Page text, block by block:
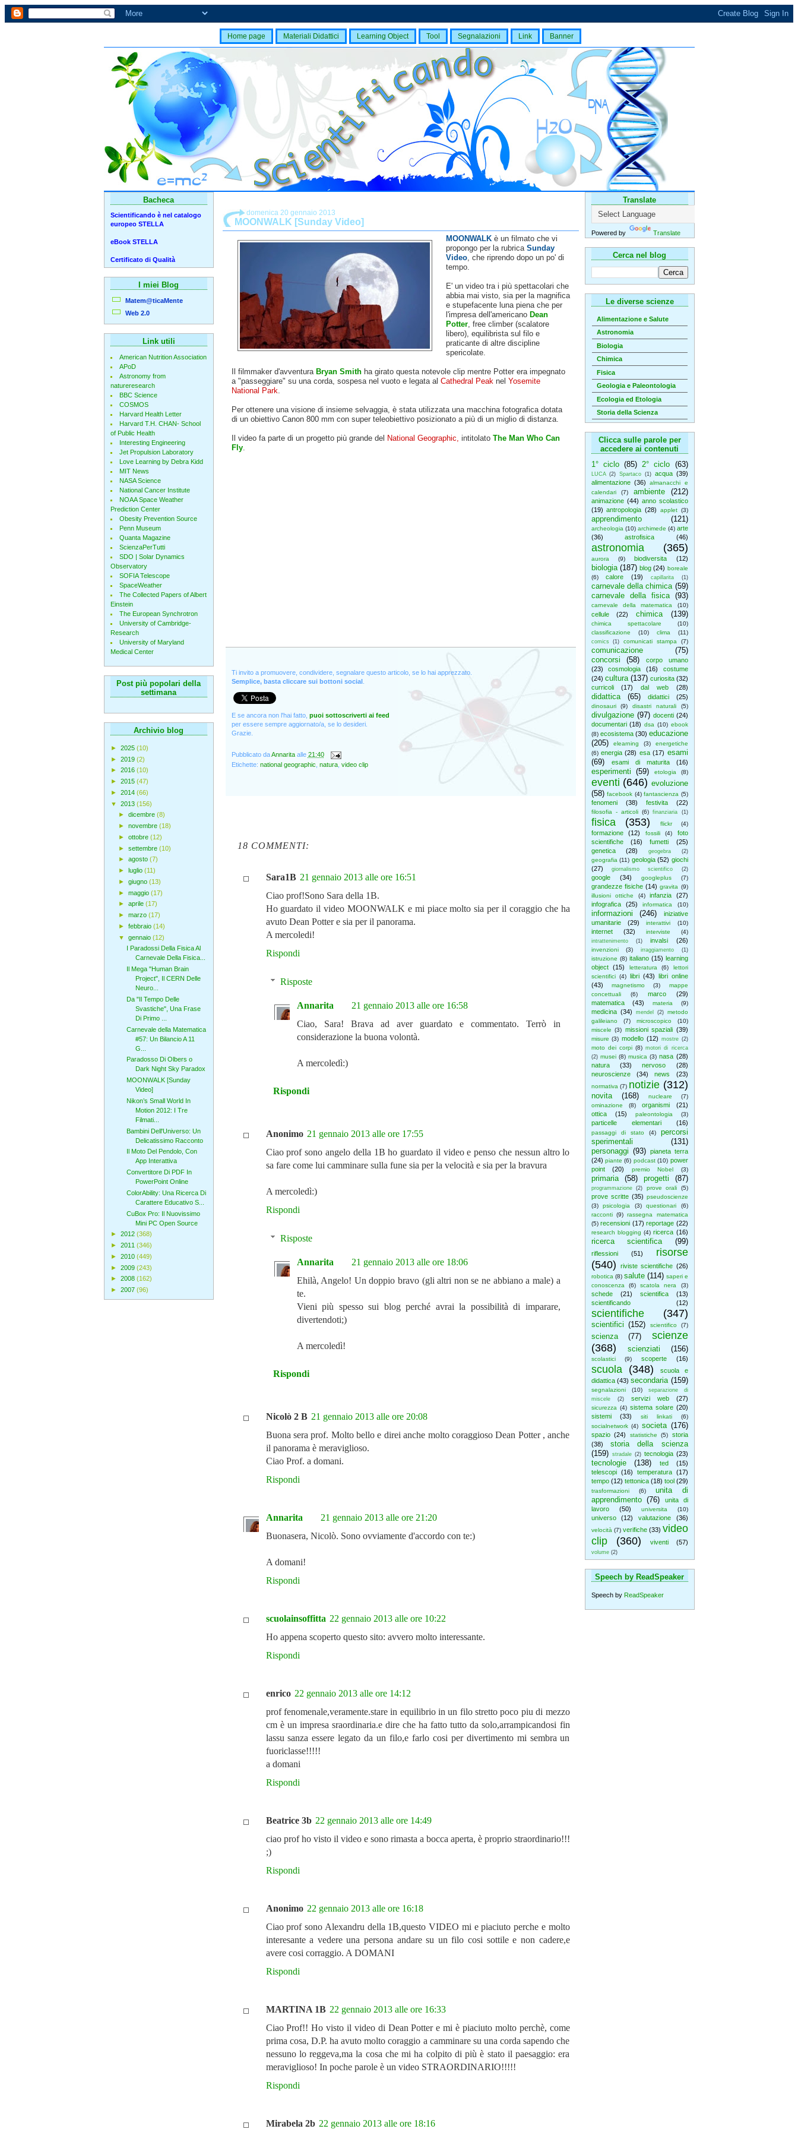
Home page Materiali Didattici Learning Object Tool Segnalazioni Link Banner
Translate
Powered by Translate
Cerca nel blog
Le diverse scienze
Alimentazione e Salute
Astronomia
Biologia
Chimica
Fisica
Geologia e Paleontologia
Ecologia ed Etologia
Storia della Scienza
Clicca sulle parole per
accedere ai contenuti
1° ciclo (85) 2° ciclo (63)
LUCA (2) Spartaco (1) acqua (39)
alimentazione (36)
almanacchi e
calendari
(7) ambiente (212)
animazione (44) anno scolastico
(19) antropologia (28) applet (3)
apprendimento (121)
archeologia (10) archimede (4) arte
(36)
astrofisica (46)
astronomia (365)
aurora (9) biodiversita (12)
biologia (187) blog (24) boreale
(6)
calore (19) capillarita (1)
carnevale della chimica (59)
carnevale della fisica
(93)
carnevale della matematica (10)
cellule (22) chimica (139)
chimica spettacolare
(10)
classificazione
(10) clima (11)
comics (1) comunicati stampa (7)
comunicazione
(75)
concorsi
(58)
corpo umano
(23)
cosmologia (16)
costume
(24) cultura (137) curiosita (32)
curricoli
(17) dal web (28)
didattica (65) didattici (25)
dinosauri (9) disastri naturali (5)
divulgazione (97) docenti (24)
documentari (18) dsa (10) ebook
(8) ecosistema (30) educazione
(205)
elearning (3)
energetiche
(6) energia (28) esa (17) esami
(69)
esami di maturita (16)
esperimenti (59) etologia (8)
eventi (646) evoluzione
(58) facebook (4) fantascienza (5)
fenomeni (38) festivita (22)
filosofia - articoli (6) finanziaria (1)
fisica (353) flickr (4)
formazione (12) fossili (4)
foto
scientifiche
(16) fumetti
(25)
genetica
(28) geogebra (2)
geografia (11) geologia (52) giochi
(27)
giornalismo scientifico (2)
google (34) googleplus (7)
grandezze fisiche (14) gravita (9)
illusioni ottiche
(4) infanzia
(27)
infografica
(25) informatica (10)
informazioni (246)
iniziative
umanitarie
(29) interattivi (10)
internet (32) interviste (4)
intrattenimento (1) invalsi (26)
invenzioni (3) irraggiamento (1)
istruzione (8) italiano (15) learning
object
(15) letteratura (6)
lettori
scientifici (4) libri (43) libri online
(43)
magnetismo (3)
mappe
concettuali
(6) marco
(29)
matematica
(43) materia (9)
medicina (34) mendel (2)
metodo
galileiano
(7) microscopico
(10)
miscele (3) missioni spaziali (39)
misure (3) modello (12) mostre (2)
moto dei corpi (8) motori di ricerca
(2) musei (8) musica (3) nasa (28)
natura
(33) nervoso
(28)
neuroscienze
(34) news (23)
normativa (7) notizie (312)
novita (168) nucleare
(7)
ominazione
(8) organismi
(21)
ottica
(15) paleontologia (3)
particelle elementari (16)
passaggi di stato (4)
percorsi
sperimentali
(131)
personaggi (93)
pianeta terra
(24) piante (6) podcast (10) power
point
(20) premio Nobel (3)
primaria (58) progetti (87)
programmazione (2) prove orali (5)
prove scritte (35) pseudoscienze
(3)
psicologia (3) questionari
(6)
racconti (9) rassegna matematica
(5) recensioni (17) reportage (22)
research blogging (4) ricerca (16)
ricerca scientifica (99)
riflessioni (51)
risorse
(540)
riviste scientifiche (26)
robotica (8) salute (114) saperi e
conoscenza
(6) scatola nera (3)
schede (21) scientifica
(13)
scientificando
(12)
scientifiche (347)
scientifici (152) scientifico (7)
scienza (77)
scienze
(368)
scienziati (156)
scolastici (9) scoperte (16)
scuola (348)
scuola e
didattica (43) secondaria (159)
segnalazioni (10)
separazione di
miscele
(2) servizi web (27)
sicurezza (4) sistema solare (20)
sistemi
(33) siti linkati
(6)
socialnetwork (4) societa (176)
spazio (24) statistiche (5)
storia
(38)
storia della scienza
(159)
stradale (2) tecnologia (23)
tecnologie (138) ted
(15)
telescopi
(16) temperatura
(17)
tempo (12) tettonica (18) tool (29)
trasformazioni (6)
unita di
apprendimento (76)
unita di
lavoro
(50) universita (10)
universo (12) valutazione (36)
velocità (7) verifiche (33) video
clip
(360) viventi (57)
volume (2)
Speech by ReadSpeaker
Speech by ReadSpeaker
domenica 20 gennaio 2013
MOONWALK [Sunday Video]
MOONWALKè un filmato che vi
propongo per la rubrica Sunday
Video, che riprendo dopo un po' di
tempo.
E' un video tra i più spettacolari che
abbia mai visto, sia per la magnifica
e stupefacente luna piena che per
l'impresa dell'americano Dean
Potter, free climber (scalatore
libero), equilibrista sul filo e
praticante di altre discipline
spericolate.
Il filmmaker d'avventura Bryan Smithha girato questa notevole clip mentre Potter era impegnato
a "passeggiare" su una corda, sospesa nel vuoto e legata al Cathedral Peaknel Yosemite
National Park.
Per ottenere una visione di insieme selvaggia, è stata utilizzata una macchina fotografica dotata
di un obiettivo Canon 800 mm con super teleobiettivo posizionato a più di un miglio di distanza.
Il video fa parte di un progetto più grande del National Geographic, intitolato The Man Who Can
Fly.
Ti invito a promuovere, condividere, segnalare questo articolo, se lo hai apprezzato.
Semplice, basta cliccare sui bottoni social.
E se ancora non l'hai fatto, puoi sottoscriverti ai feed
per essere sempre aggiornato/a, se lo desideri.
Grazie.
Pubblicato daAnnarita alle 21:40
Etichette: national geographic natura, video clip
18 COMMENTI:
Sara1B 21 gennaio 2013 alle ore 16:51
Ciao prof!Sono Sara della 1B.
Ho guardato il video MOONWALK e mi piace molto sia per il coraggio che ha
avuto Dean Potter e sia per il panorama.
A mercoledi!
Rispondi
Risposte
Annarita
21 gennaio 2013 alle ore 16:58
Ciao, Sara! Brava ad aver guardato e commentato. Terrò in
considerazione la buona volontà.
A mercoledì:)
Rispondi
Anonimo 21 gennaio 2013 alle ore 17:55
Ciao prof sono angelo della 1B ho guardato il video e penso che nessun altro lo
sa fare come lui camminare sulla fune sia per la velocità e sia per la bravura
A mercoledì:)
Rispondi
Risposte
Annarita
21 gennaio 2013 alle ore 18:06
Ehilà, Angelo! Un doppio bravo (gli altri non se ne abbiano a male) a
te.
Vieni più spesso sui blog perché avrai la possibilità di imparare,
divertendoti;)
A mercoledì!
Rispondi
Nicolò 2 B 21 gennaio 2013 alle ore 20:08
Buona sera prof. Molto bello e direi anche molto coraggioso Dean Potter , anche
il panorama è meraviglioso.
Ciao Prof. a domani.
Rispondi
Annarita
21 gennaio 2013 alle ore 21:20
Buonasera, Nicolò. Sono ovviamente d'accordo con te:)
A domani!
Rispondi
scuolainsoffitta 22 gennaio 2013 alle ore 10:22
Ho appena scoperto questo sito: avvero molto interessante.
Rispondi
enrico 22 gennaio 2013 alle ore 14:12
prof fenomenale,veramente.stare in equilibrio in un filo stretto poco piu di mezzo
cm è un impresa sraordinaria.e dire che ha fatto tutto da solo,arrampicandosi fin
lassu sanza essere legato da un filo,e farlo cosi per divertimento mi sembra un
fuoriclasse!!!!!
a domani
Rispondi
Beatrice 3b 22 gennaio 2013 alle ore 14:49
ciao prof ho visto il video e sono rimasta a bocca aperta, è proprio straordinario!!!
;)
Rispondi
Anonimo 22 gennaio 2013 alle ore 16:18
Ciao prof sono Alexandru della 1B,questo VIDEO mi e piaciuto perche e molto
interesante a vedere una persona andare su un filo cosi sottile e non cadere,e
avere cosi corraggio. A DOMANI
Rispondi
MARTINA 1B 22 gennaio 2013 alle ore 16:33
Ciao Prof!! Ho visto il video di Dean Potter e mi è piaciuto molto perchè, come
prima cosa, D.P. ha avuto molto coraggio a camminare su una corda sapendo che
nessuno lo reggeva,ma la cosa che mi ha colpito di più è stato il paesaggio: era
meraviglioso! In poche parole è un video STRAORDINARIO!!!!!
Rispondi
Mirabela 2b 22 gennaio 2013 alle ore 18:16
Bacheca
Scientificando è nel catalogo
europeo STELLA
eBook STELLA
Certificato di Qualità
I miei Blog
Matem@ticaMente
Web 2.0
Link utili
American Nutrition Association
APoD
Astronomy from
natureresearch
BBC Science
COSMOS
Harvard Health Letter
Harvard T.H. CHAN- School
of Public Health
Interesting Engineering
Jet Propulsion Laboratory
Love Learning by Debra Kidd
MIT News
NASA Science
National Cancer Institute
NOAA Space Weather
Prediction Center
Obesity Prevention Source
Penn Museum
Quanta Magazine
ScienzaPerTutti
SDO | Solar Dynamics
Observatory
SOFIA Telescope
SpaceWeather
The Collected Papers of Albert
Einstein
The European Synchrotron
University of Cambridge-
Research
University of Maryland
Medical Center
Post più popolari della
settimana
Archivio blog
► 2025 (10)
► 2019 (2)
► 2016 (10)
► 2015 (47)
► 2014 (66)
▼ 2013 (156)
► dicembre (8)
► novembre (18)
► ottobre (12)
► settembre (10)
► agosto (7)
► luglio (11)
► giugno (13)
► maggio (17)
► aprile (17)
► marzo (17)
► febbraio (14)
▼ gennaio (12)
I Paradossi Della Fisica Al
Carnevale Della Fisica...
Il Mega "Human Brain
Project", Il CERN Delle
Neuro...
Da "Il Tempo Delle
Svastiche", Una Frase
Di Primo ...
Carnevale della Matematica
#57: Un Bilancio A 11
G...
Paradosso Di Olbers o
Dark Night Sky Paradox
MOONWALK [Sunday
Video]
Nikon’s Small World In
Motion 2012: I Tre
Filmati...
Bambini Dell'Universo: Un
Delicatissimo Racconto
Il Moto Del Pendolo, Con
App Interattiva
Convertitore Di PDF In
PowerPoint Online
ColorAbility: Una Ricerca Di
Carattere Educativo S...
CuBox Pro: Il Nuovissimo
Mini PC Open Source
► 2012 (368)
► 2011 (346)
► 2010 (449)
► 2009 (243)
► 2008 (162)
► 2007 (96)